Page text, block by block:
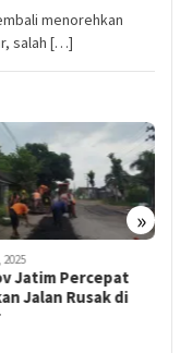
menorehkan
salah […]
»
Jatim Percepat
Jalan Rusak di